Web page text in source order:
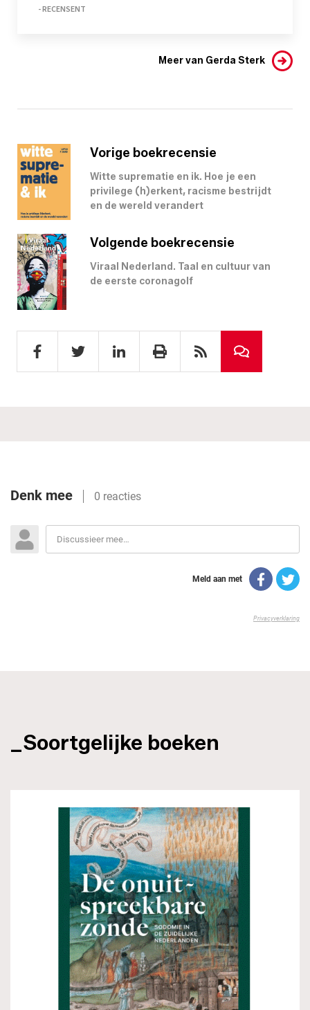
- RECENSENT
Meer van Gerda Sterk
Vorige boekrecensie
Witte suprematie en ik. Hoe je een
privilege (h)erkent, racisme bestrijdt
en de wereld verandert
Volgende boekrecensie
Viraal Nederland. Taal en cultuur van
de eerste coronagolf
_Soortgelijke boeken